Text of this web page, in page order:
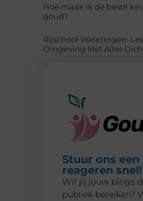
Hoe maak ik de beste
goud?
Rijschool Wateringen:
Omgeving Met Alles
Stuur ons
reageren snel!
Wil jij jouw blogs
publiek bereiken?